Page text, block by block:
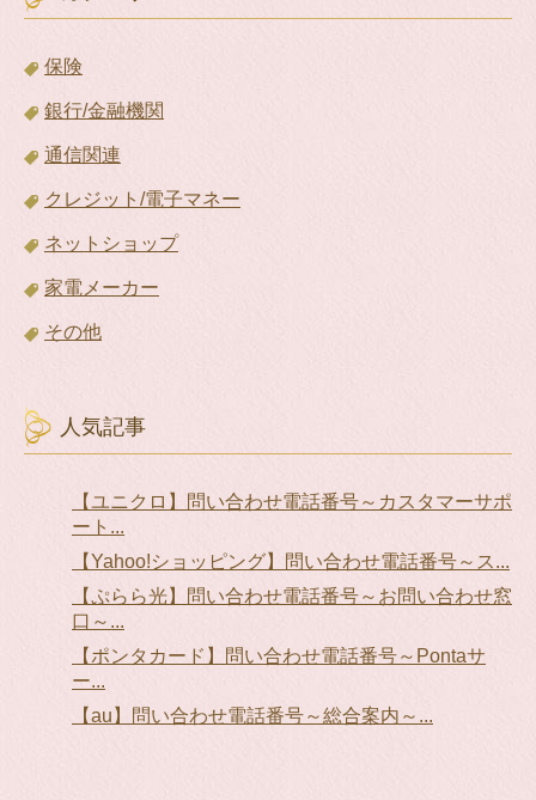
保険
銀行/金融機関
通信関連
クレジット/電子マネー
ネットショップ
家電メーカー
その他
人気記事
【ユニクロ】問い合わせ電話番号～カスタマーサポ
ート...
【Yahoo!ショッピング】問い合わせ電話番号～ス...
【ぷらら光】問い合わせ電話番号～お問い合わせ窓
口～...
【ポンタカード】問い合わせ電話番号～Pontaサ
ー...
【au】問い合わせ電話番号～総合案内～...